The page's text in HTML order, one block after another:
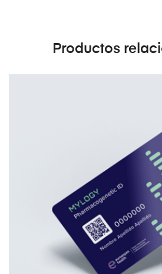
Productos